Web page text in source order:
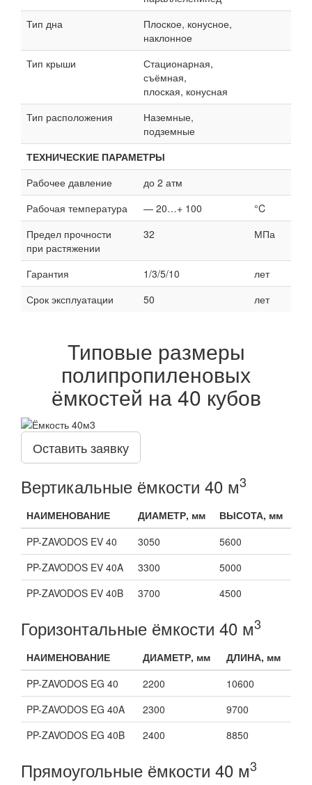
Тип дна
Плоское, конусное,
наклонное
Тип крыши
Стационарная,
съёмная,
плоская, конусная
Тип расположения
Наземные,
подземные
ТЕХНИЧЕСКИЕ ПАРАМЕТРЫ
Рабочее давление
до 2 атм
Рабочая температура
— 20…+ 100
°C
Предел прочности
при растяжении
32 МПа
Гарантия 1/3/5/10
лет
Срок эксплуатации
50 лет
Типовые размеры
полипропиленовых
ёмкостей на 40 кубов
Оставить заявку
Вертикальные ёмкости 40 м3
НАИМЕНОВАНИЕ ДИАМЕТР, мм
ВЫСОТА, мм
PP-ZAVODOS EV 40
3050
5600
PP-ZAVODOS EV 40A
3300
5000
PP-ZAVODOS EV 40B
3700 4500
Горизонтальные ёмкости 40 м3
НАИМЕНОВАНИЕ ДИАМЕТР, мм
ДЛИНА, мм
PP-ZAVODOS EG 40
2200
10600
PP-ZAVODOS EG 40A
2300
9700
PP-ZAVODOS EG 40B
2400 8850
Прямоугольные ёмкости 40 м3